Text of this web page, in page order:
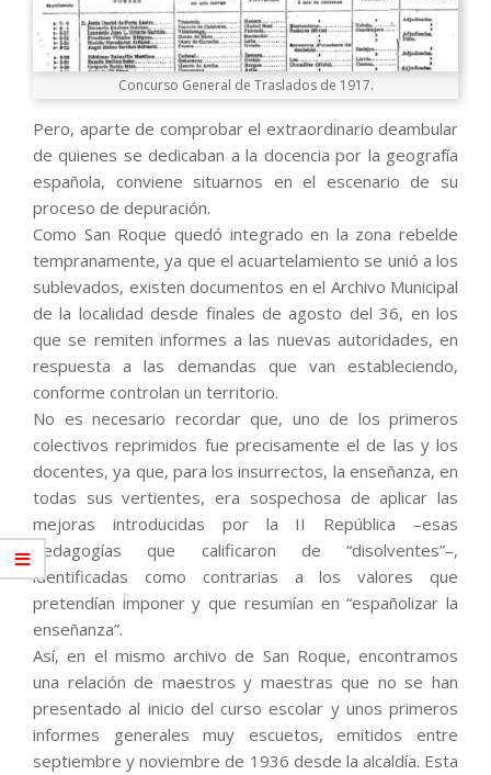
Concurso General de Traslados de 1917.
Pero, aparte de comprobar el extraordinario deambular
de quienes se dedicaban a la docencia por la geografía
española, conviene situarnos en el escenario de su
proceso de depuración.
Como San Roque quedó integrado en la zona rebelde
tempranamente, ya que el acuartelamiento se unió a los
sublevados, existen documentos en el Archivo Municipal
de la localidad desde finales de agosto del 36, en los
que se remiten informes a las nuevas autoridades, en
respuesta a las demandas que van estableciendo,
conforme controlan un territorio.
No es necesario recordar que, uno de los primeros
colectivos reprimidos fue precisamente el de las y los
docentes, ya que, para los insurrectos, la enseñanza, en
todas sus vertientes, era sospechosa de aplicar las
mejoras introducidas por la II República –esas
pedagogías que calificaron de “disolventes”–,
identificadas como contrarias a los valores que
pretendían imponer y que resumían en “españolizar la
enseñanza”.
Así, en el mismo archivo de San Roque, encontramos
una relación de maestros y maestras que no se han
presentado al inicio del curso escolar y unos primeros
informes generales muy escuetos, emitidos entre
septiembre y noviembre de 1936 desde la alcaldía. Esta